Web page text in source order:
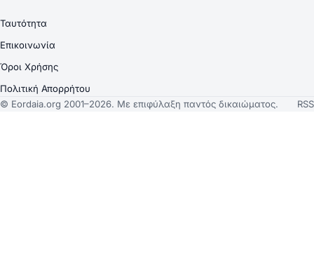
Ταυτότητα
Επικοινωνία
Όροι Χρήσης
Πολιτική Απορρήτου
© Eordaia.org 2001–2026. Με επιφύλαξη παντός δικαιώματος.
RSS